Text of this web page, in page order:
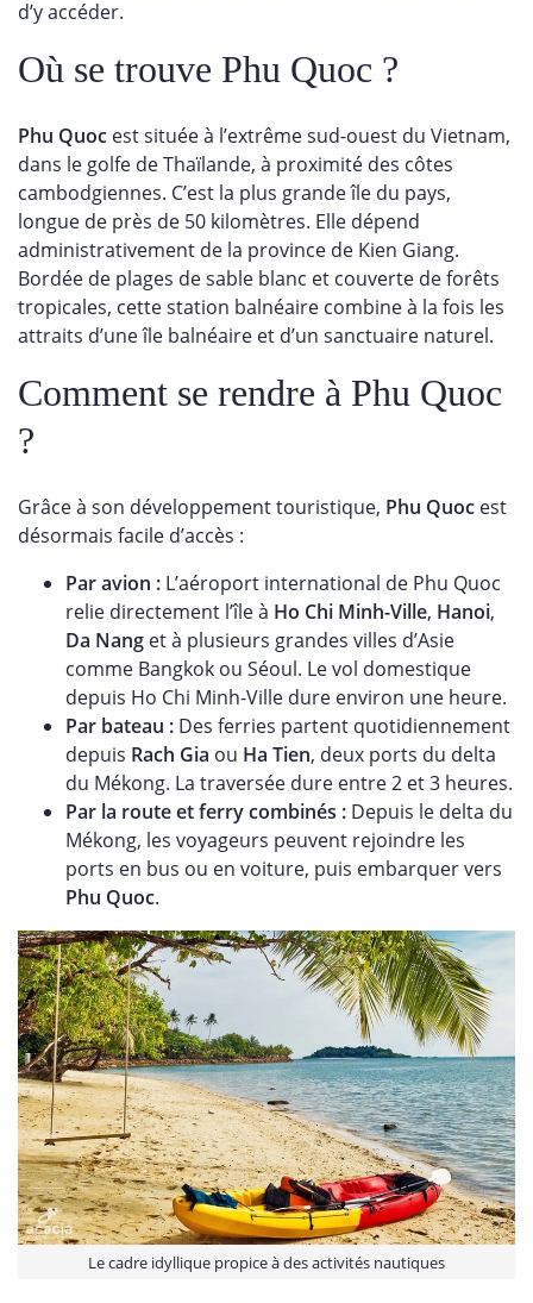
d’y accéder.
Où se trouve Phu Quoc ?
Phu Quoc est située à l’extrême sud-ouest du Vietnam,
dans le golfe de Thaïlande, à proximité des côtes
cambodgiennes. C’est la plus grande île du pays,
longue de près de 50 kilomètres. Elle dépend
administrativement de la province de Kien Giang.
Bordée de plages de sable blanc et couverte de forêts
tropicales, cette station balnéaire combine à la fois les
attraits d’une île balnéaire et d’un sanctuaire naturel.
Comment se rendre à Phu Quoc
?
Grâce à son développement touristique, Phu Quoc est
désormais facile d’accès :
Par avion : L’aéroport international de Phu Quoc
relie directement l’île à Ho Chi Minh-Ville, Hanoi,
Da Nang et à plusieurs grandes villes d’Asie
comme Bangkok ou Séoul. Le vol domestique
depuis Ho Chi Minh-Ville dure environ une heure.
Par bateau : Des ferries partent quotidiennement
depuis Rach Gia ou Ha Tien, deux ports du delta
du Mékong. La traversée dure entre 2 et 3 heures.
Par la route et ferry combinés : Depuis le delta du
Mékong, les voyageurs peuvent rejoindre les
ports en bus ou en voiture, puis embarquer vers
Phu Quoc.
Le cadre idyllique propice à des activités nautiques